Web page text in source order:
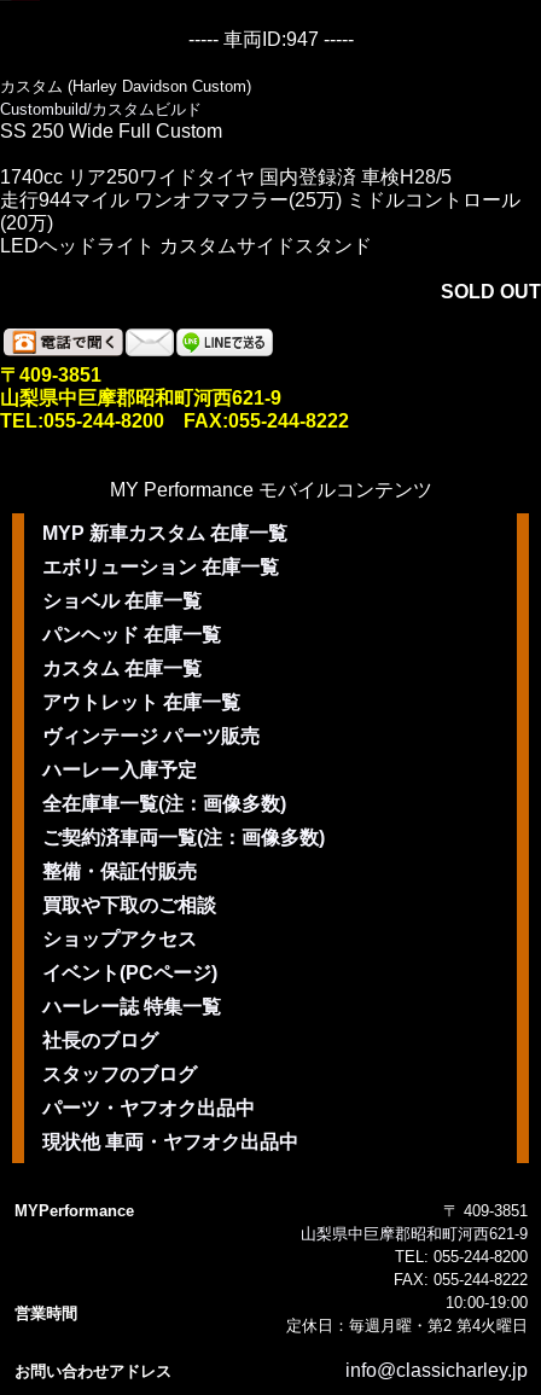
----- 車両ID:947 -----
カスタム (Harley Davidson Custom)
Custombuild/カスタムビルド
SS 250 Wide Full Custom
1740cc リア250ワイドタイヤ 国内登録済 車検H28/5
走行944マイル ワンオフマフラー(25万) ミドルコントロール
(20万)
LEDヘッドライト カスタムサイドスタンド
SOLD OUT
〒409-3851
山梨県中巨摩郡昭和町河西621-9
TEL:055-244-8200 FAX:055-244-8222
MY Performance モバイルコンテンツ
MYP 新車カスタム 在庫一覧
エボリューション 在庫一覧
ショベル 在庫一覧
パンヘッド 在庫一覧
カスタム 在庫一覧
アウトレット 在庫一覧
ヴィンテージ パーツ販売
ハーレー入庫予定
全在庫車一覧(注：画像多数)
ご契約済車両一覧(注：画像多数)
整備・保証付販売
買取や下取のご相談
ショップアクセス
イベント(PCページ)
ハーレー誌 特集一覧
社長のブログ
スタッフのブログ
パーツ・ヤフオク出品中
現状他 車両・ヤフオク出品中
MYPerformance
〒 409-3851
山梨県中巨摩郡昭和町河西621-9
TEL: 055-244-8200
FAX: 055-244-8222
営業時間
10:00-19:00
定休日：毎週月曜・第2 第4火曜日
お問い合わせアドレス info@classicharley.jp